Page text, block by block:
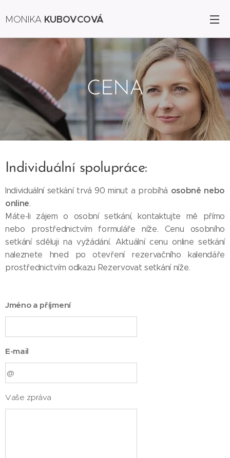
MONIKA KUBOVCOVÁ
CENA
Individuální spolupráce:
Individuální setkání trvá 90 minut a probíhá osobně nebo
online.
Máte-li zájem o osobní setkání, kontaktujte mě přímo
nebo prostřednictvím formuláře níže. Cenu osobního
setkání sděluji na vyžádání. Aktuální cenu online setkání
naleznete hned po otevření rezervačního kalendáře
prostřednictvím odkazu Rezervovat setkání níže.
Jméno a příjmení
E-mail
Vaše zpráva